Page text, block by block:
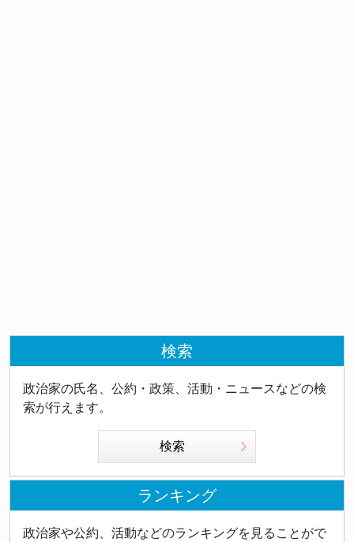
検索
政治家の氏名、公約・政策、活動・ニュースなどの検
索が行えます。
検索
ランキング
政治家や公約、活動などのランキングを見ることがで